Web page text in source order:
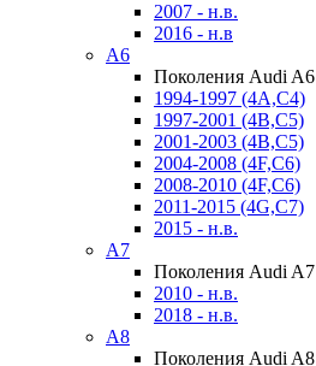
2007 - н.в.
2016 - н.в
A6
Поколения Audi A6
1994-1997 (4A,C4)
1997-2001 (4B,C5)
2001-2003 (4B,C5)
2004-2008 (4F,C6)
2008-2010 (4F,C6)
2011-2015 (4G,C7)
2015 - н.в.
A7
Поколения Audi A7
2010 - н.в.
2018 - н.в.
A8
Поколения Audi A8